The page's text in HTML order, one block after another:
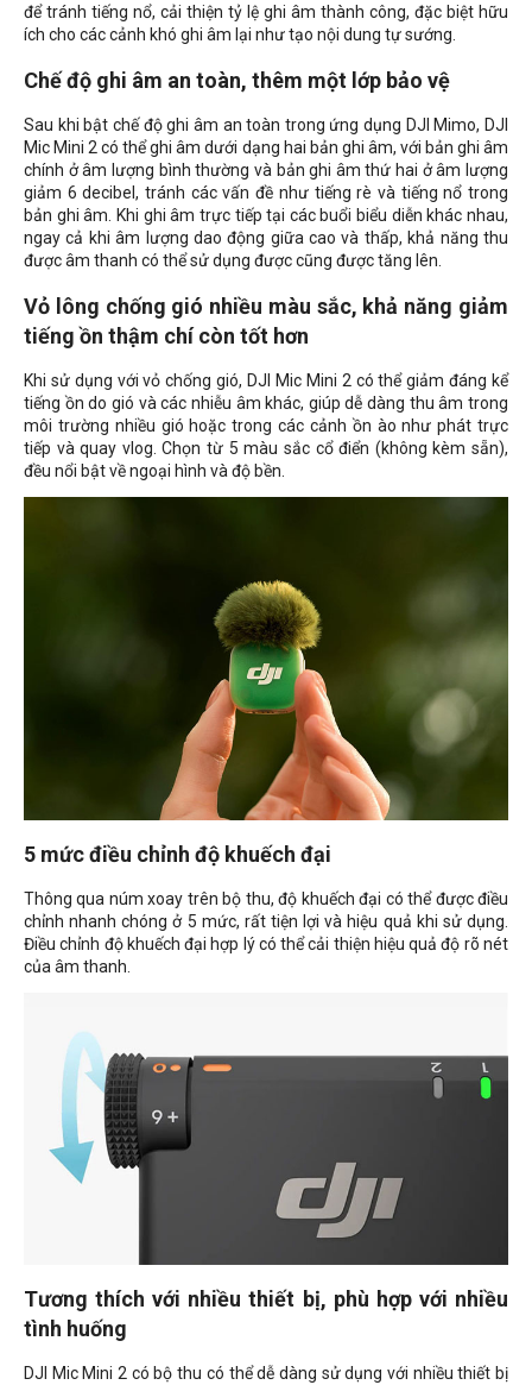
để tránh tiếng nổ, cải thiện tỷ lệ ghi âm thành công, đặc biệt hữu
ích cho các cảnh khó ghi âm lại như tạo nội dung tự sướng.
Chế độ ghi âm an toàn, thêm một lớp bảo vệ
Sau khi bật chế độ ghi âm an toàn trong ứng dụng DJI Mimo, DJI
Mic Mini 2 có thể ghi âm dưới dạng hai bản ghi âm, với bản ghi âm
chính ở âm lượng bình thường và bản ghi âm thứ hai ở âm lượng
giảm 6 decibel, tránh các vấn đề như tiếng rè và tiếng nổ trong
bản ghi âm. Khi ghi âm trực tiếp tại các buổi biểu diễn khác nhau,
ngay cả khi âm lượng dao động giữa cao và thấp, khả năng thu
được âm thanh có thể sử dụng được cũng được tăng lên.
Vỏ lông chống gió nhiều màu sắc, khả năng giảm
tiếng ồn thậm chí còn tốt hơn
Khi sử dụng với vỏ chống gió, DJI Mic Mini 2 có thể giảm đáng kể
tiếng ồn do gió và các nhiễu âm khác, giúp dễ dàng thu âm trong
môi trường nhiều gió hoặc trong các cảnh ồn ào như phát trực
tiếp và quay vlog. Chọn từ 5 màu sắc cổ điển (không kèm sẵn),
đều nổi bật về ngoại hình và độ bền.
5 mức điều chỉnh độ khuếch đại
Thông qua núm xoay trên bộ thu, độ khuếch đại có thể được điều
chỉnh nhanh chóng ở 5 mức, rất tiện lợi và hiệu quả khi sử dụng.
Điều chỉnh độ khuếch đại hợp lý có thể cải thiện hiệu quả độ rõ nét
của âm thanh.
Tương thích với nhiều thiết bị, phù hợp với nhiều
tình huống
DJI Mic Mini 2 có bộ thu có thể dễ dàng sử dụng với nhiều thiết bị